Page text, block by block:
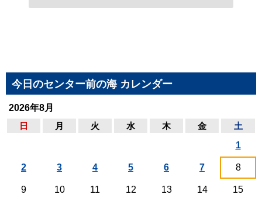
今日のセンター前の海 カレンダー
2026年8月
日
月 火 水 木 金 土
1
2 3 4 5 6 7 8
9 10 11 12 13 14 15